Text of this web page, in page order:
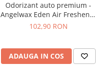
Odorizant auto premium -
Angelwax Eden Air Freshener
(250ml)
102,90 RON
ADAUGA IN COS